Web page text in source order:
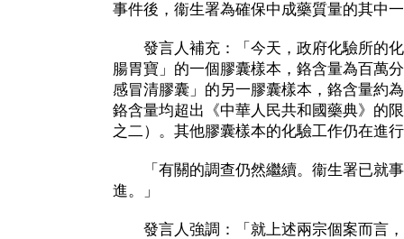
事件後，衞生署為確保中成藥質量的其中
發言人補充：「今天，政府化驗所的化
腸胃寶」的一個膠囊樣本，鉻含量為百萬
感冒清膠囊」的另一膠囊樣本，鉻含量約
鉻含量均超出《中華人民共和國藥典》的
之二）。其他膠囊樣本的化驗工作仍在進
「有關的調查仍然繼續。衞生署已就事
進。」
發言人強調：「就上述兩宗個案而言，